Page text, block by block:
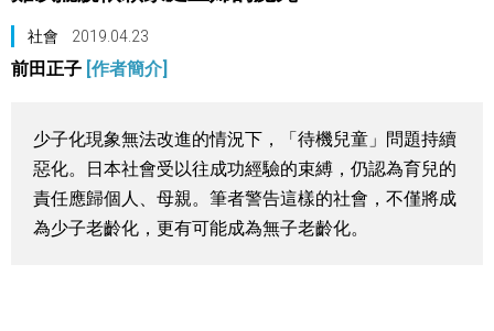
日本指南
臺灣香港
更多
社會 2019.04.23
前田正子 [作者簡介]
少子化現象無法改進的情況下，「待機兒童」問題持續
惡化。日本社會受以往成功經驗的束縛，仍認為育兒的
責任應歸個人、母親。筆者警告這樣的社會，不僅將成
為少子老齡化，更有可能成為無子老齡化。